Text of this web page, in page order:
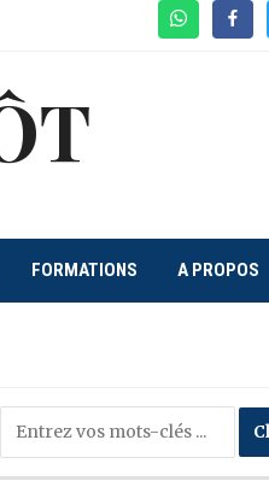
WhatsApp
FORMATIONS A PROPOS